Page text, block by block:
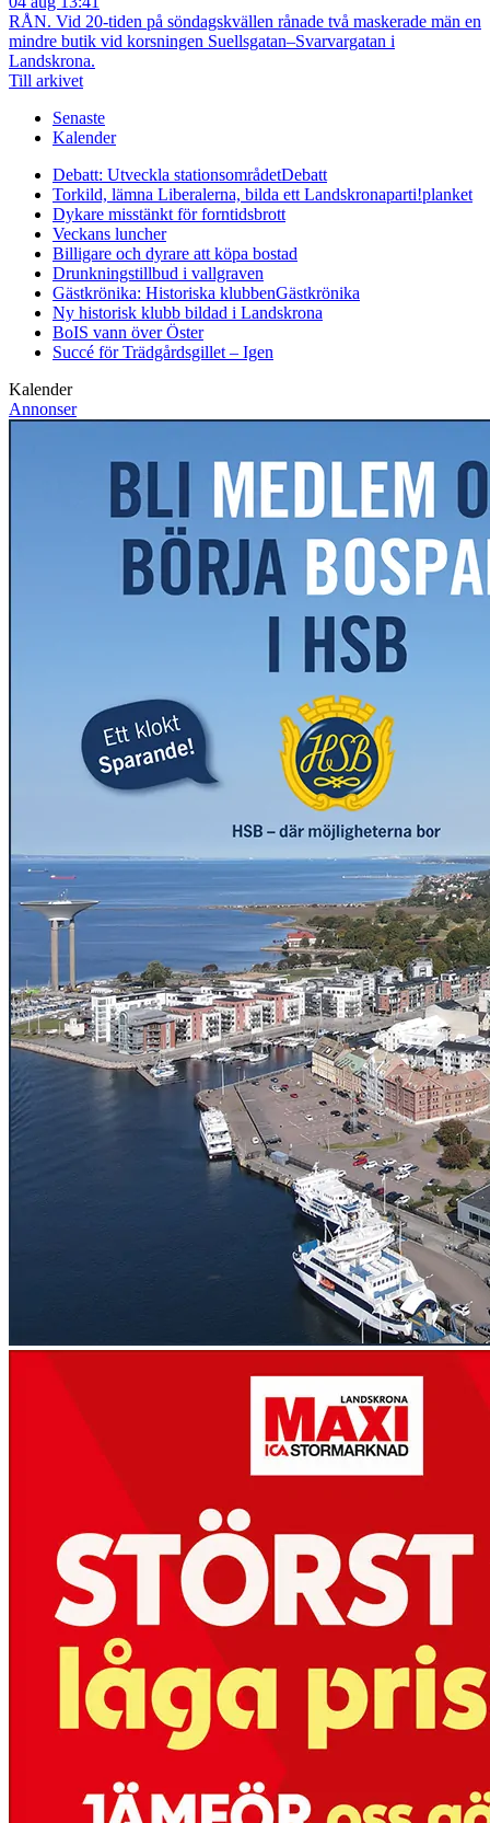
RÅN. Vid 20-tiden på söndagskvällen rånade två maskerade män en
mindre butik vid korsningen Suellsgatan–Svarvargatan i
Landskrona.
Till arkivet
Senaste
Kalender
Debatt: Utveckla stationsområdetDebatt
Torkild, lämna Liberalerna, bilda ett Landskronaparti!planket
Dykare misstänkt för forntidsbrott
Veckans luncher
Billigare och dyrare att köpa bostad
Drunkningstillbud i vallgraven
Gästkrönika: Historiska klubbenGästkrönika
Ny historisk klubb bildad i Landskrona
BoIS vann över Öster
Succé för Trädgårdsgillet – Igen
Kalender
Annonser